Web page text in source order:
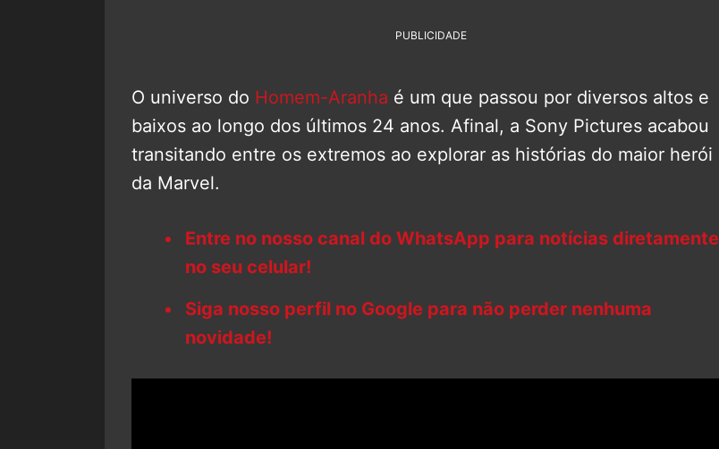
PUBLICIDADE
O universo do Homem-Aranha é um que passou por diversos altos e
baixos ao longo dos últimos 24 anos. Afinal, a Sony Pictures acabou
transitando entre os extremos ao explorar as histórias do maior herói
da Marvel.
Entre no nosso canal do WhatsApp para notícias diretamente
no seu celular!
Siga nosso perfil no Google para não perder nenhuma
novidade!